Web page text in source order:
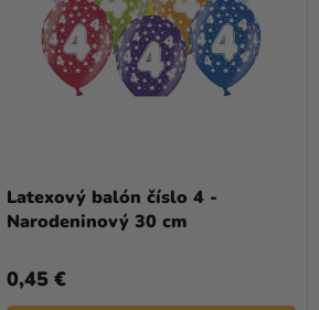
Latexový balón číslo 4 -
Narodeninový 30 cm
0,45 €